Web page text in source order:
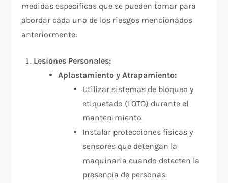
medidas específicas que se pueden tomar para
abordar cada uno de los riesgos mencionados
anteriormente:
Lesiones Personales:
Aplastamiento y Atrapamiento:
Utilizar sistemas de bloqueo y
etiquetado (LOTO) durante el
mantenimiento.
Instalar protecciones físicas y
sensores que detengan la
maquinaria cuando detecten la
presencia de personas.